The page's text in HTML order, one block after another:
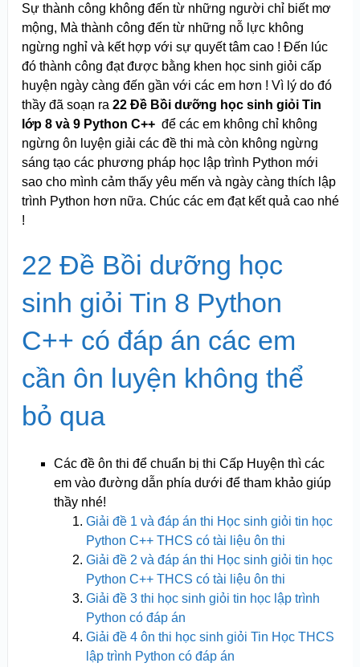
Sự thành công không đến từ những người chỉ biết mơ
mộng, Mà thành công đến từ những nỗ lực không
ngừng nghỉ và kết hợp với sự quyết tâm cao ! Đến lúc
đó thành công đạt được bằng khen học sinh giỏi cấp
huyện ngày càng đến gần với các em hơn ! Vì lý do đó
thầy đã soạn ra 22 Đề Bồi dưỡng học sinh giỏi Tin
lớp 8 và 9 Python C++để các em không chỉ không
ngừng ôn luyện giải các đề thi mà còn không ngừng
sáng tạo các phương pháp học lập trình Python mới
sao cho mình cảm thấy yêu mến và ngày càng thích lập
trình Python hơn nữa. Chúc các em đạt kết quả cao nhé
!
22 Đề Bồi dưỡng học
sinh giỏi Tin 8 Python
C++ có đáp án các em
cần ôn luyện không thể
bỏ qua
Các đề ôn thi để chuẩn bị thi Cấp Huyện thì các
em vào đường dẫn phía dưới để tham khảo giúp
thầy nhé!
Giải đề 1 và đáp án thi Học sinh giỏi tin học
Python C++ THCS có tài liệu ôn thi
Giải đề 2 và đáp án thi Học sinh giỏi tin học
Python C++ THCS có tài liệu ôn thi
Giải đề 3 thi học sinh giỏi tin học lập trình
Python có đáp án
Giải đề 4 ôn thi học sinh giỏi Tin Học THCS
lập trình Python có đáp án